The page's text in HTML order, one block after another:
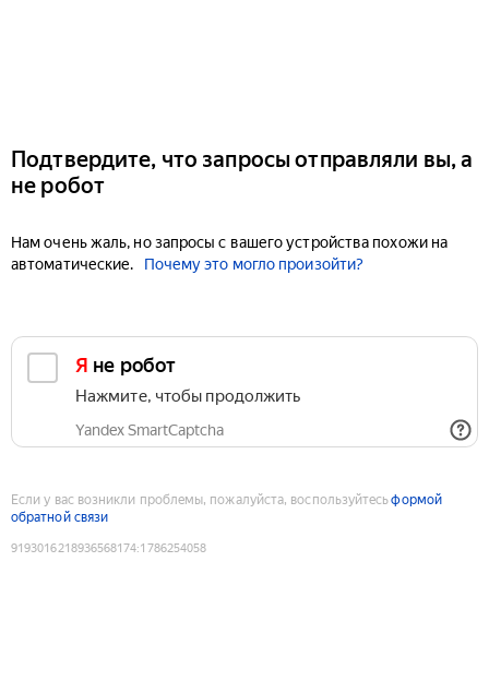
Подтвердите, что запросы отправляли вы, а
не робот
Нам очень жаль, но запросы с вашего устройства похожи на
автоматические.
Почему это могло произойти?
Я не робот
Нажмите, чтобы продолжить
Yandex SmartCaptcha
Если у вас возникли проблемы, пожалуйста, воспользуйтесьформой
обратной связи
9193016218936568174:1786254058